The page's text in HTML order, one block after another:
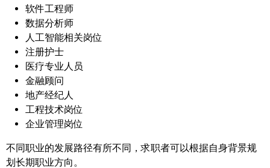
软件工程师
数据分析师
人工智能相关岗位
注册护士
医疗专业人员
金融顾问
地产经纪人
工程技术岗位
企业管理岗位
不同职业的发展路径有所不同，求职者可以根据自身背景规
划长期职业方向。